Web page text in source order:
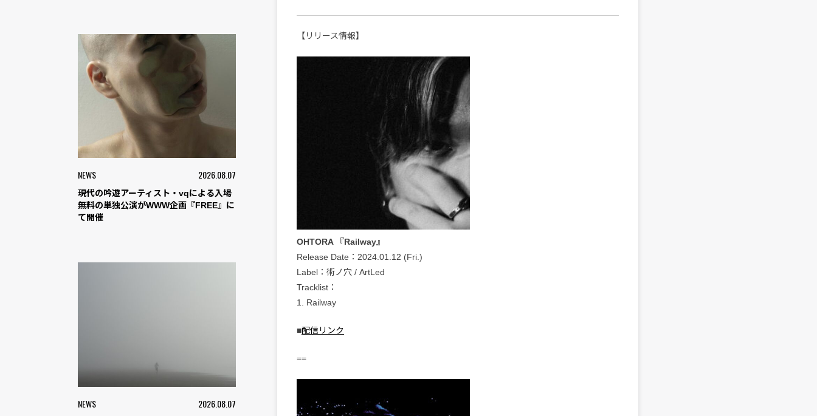
NEWS 2026.08.07
現代の吟遊アーティスト・vqによる入場
無料の単独公演がWWW企画『FREE』に
て開催
NEWS 2026.08.07
【リリース情報】
OHTORA 『Railway』
Release Date：2024.01.12 (Fri.)
Label：術ノ穴 / ArtLed
Tracklist：
1. Railway
■配信リンク
==